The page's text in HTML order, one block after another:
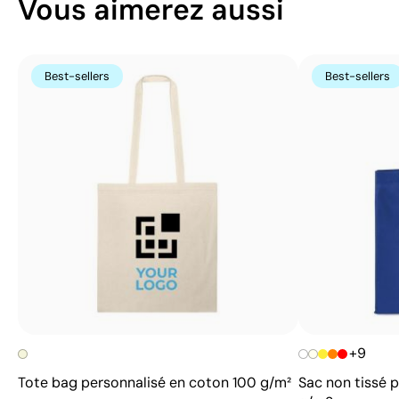
Vous aimerez aussi
Best-sellers
Tote bag personnalisé en coton 100 g/m²
Best-sellers
+9
Sac non tissé